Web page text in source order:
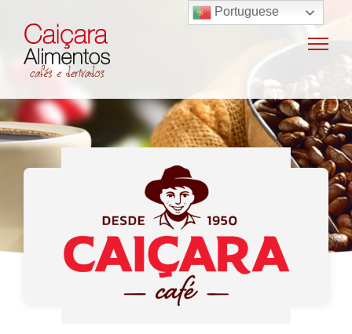
Sobre o grupo
Máquinas de café
Locação e vendas de máquinas de café
Manutenção e oficina
Nossas marcas
Produtos
SAC / Ouvidoria
Portuguese